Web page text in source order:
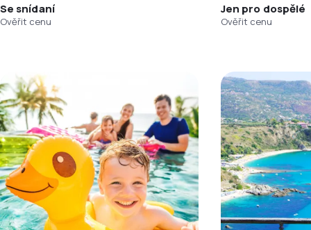
Se snídaní
Ověřit cenu
Jen pro dospělé
Ověřit cenu